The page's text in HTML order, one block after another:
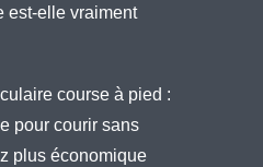
est-elle vraiment
course à pied :
pour courir sans
plus économique